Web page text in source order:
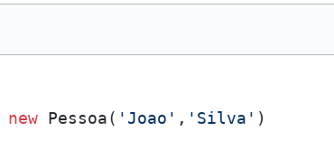
new Pessoa( 'Joao' , 'Silva' )